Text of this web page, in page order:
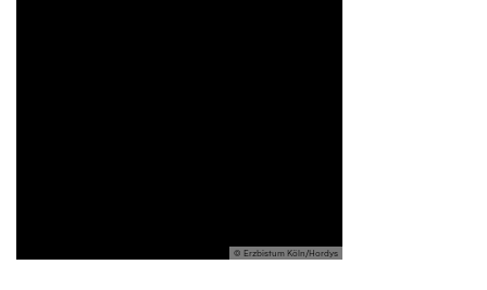
© Erzbistum Köln/Hordys